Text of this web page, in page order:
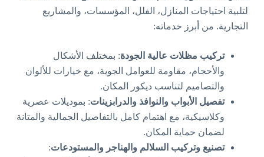
لتلبية احتياجات المنازل، الفلل، المؤسسات، والمشاريع
التجارية. من أبرز خدماته:
تركيب مظلات عالية الجودة: بمختلف الأشكال
والأحجام، مقاومة للعوامل الجوية، مع خيارات للألوان
والتصاميم لتناسب ديكور المكان.
تفصيل الأبواب والنوافذ والدرابزينات: بموديلات عصرية
وكلاسيكية، مع اهتمام كامل بالتفاصيل الجمالية والمتانة
لضمان حماية المكان.
تصنيع وتركيب السلالم والهناجر والمستودعات: